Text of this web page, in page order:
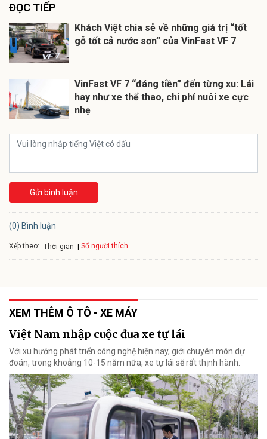
ĐỌC TIẾP
Khách Việt chia sẻ về những giá trị “tốt
gỗ tốt cả nước sơn” của VinFast VF 7
VinFast VF 7 “đáng tiền” đến từng xu: Lái
hay như xe thể thao, chi phí nuôi xe cực
nhẹ
Gửi bình luận
(0) Bình luận
Xếp theo: Thời gian Số người thích
XEM THÊM Ô TÔ - XE MÁY
Việt Nam nhập cuộc đua xe tự lái
Với xu hướng phát triển công nghệ hiện nay, giới chuyên môn dự
đoán, trong khoảng 10-15 năm nữa, xe tự lái sẽ rất thịnh hành.